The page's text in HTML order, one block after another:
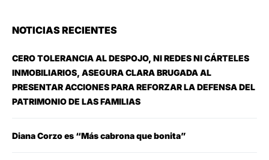
NOTICIAS RECIENTES
CERO TOLERANCIA AL DESPOJO, NI REDES NI CÁRTELES
INMOBILIARIOS, ASEGURA CLARA BRUGADA AL
PRESENTAR ACCIONES PARA REFORZAR LA DEFENSA DEL
PATRIMONIO DE LAS FAMILIAS
Diana Corzo es “Más cabrona que bonita”